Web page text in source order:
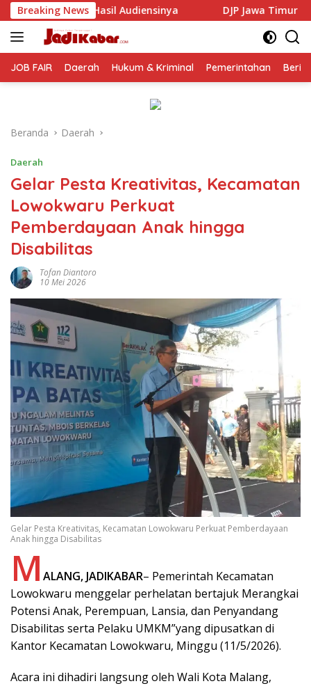
Langsung
ke
konten
Breaking NewsDJP Jawa Timur Gandeng GP Ansor
JOB FAIR Daerah Hukum & Kriminal Pemerintahan
Beranda Daerah
Daerah
Gelar Pesta Kreativitas, Kecamatan
Lowokwaru Perkuat
Pemberdayaan Anak hingga
Disabilitas
Tofan Diantoro
10 Mei 2026
Gelar Pesta Kreativitas, Kecamatan Lowokwaru Perkuat Pemberdayaan
Anak hingga Disabilitas
M ALANG, JADIKABAR– Pemerintah Kecamatan
Lowokwaru menggelar perhelatan bertajuk Merangkai
Potensi Anak, Perempuan, Lansia, dan Penyandang
Disabilitas serta Pelaku UMKM”yang dipusatkan di
Kantor Kecamatan Lowokwaru, Minggu (11/5/2026).
Acara ini dihadiri langsung oleh Wali Kota Malang,